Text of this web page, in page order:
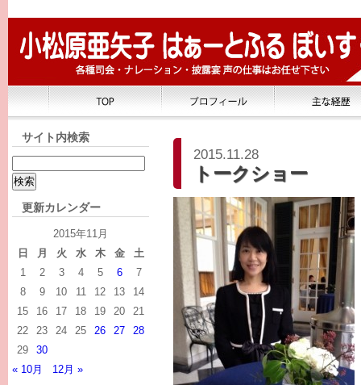
サイト内検索
更新カレンダー
2015年11月
日
月 火 水 木 金
土
1
2 3 4 5 6
7
8
9 10 11 12 13
14
15
16 17 18 19 20
21
22
23 24 25 26 27
28
29
30
« 10月
12月 »
2015.11.28
トークショー